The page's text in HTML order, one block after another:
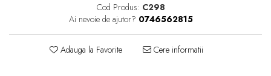
Cod Produs: C298
Ai nevoie de ajutor? 0746562815
Adauga la Favorite Cere informatii